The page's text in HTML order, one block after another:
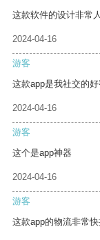
这款软件的设计非常
2024-04-16
游客
这款app是我社交的
2024-04-16
游客
这个是app神器
2024-04-16
游客
这款app的物流非常